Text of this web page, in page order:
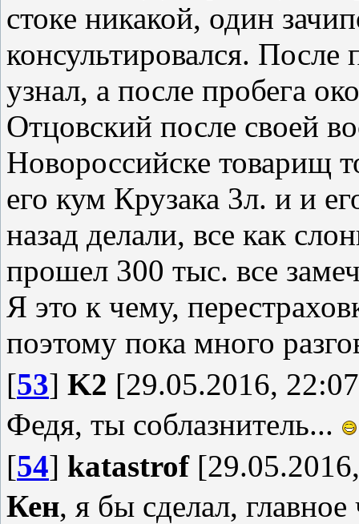
стоке никакой, один
консультировался.
узнал, а после пробега
Отцовский после своей
Новороссийске товарищ
его кум Крузака 3л. и и
назад делали, все как
прошел 300 тыс. все
Я это к чему,
поэтому пока много
[53] K2 [29.05.2016,
Федя, ты соблазнитель...
[54] katastrof
Кен, я бы сделал,